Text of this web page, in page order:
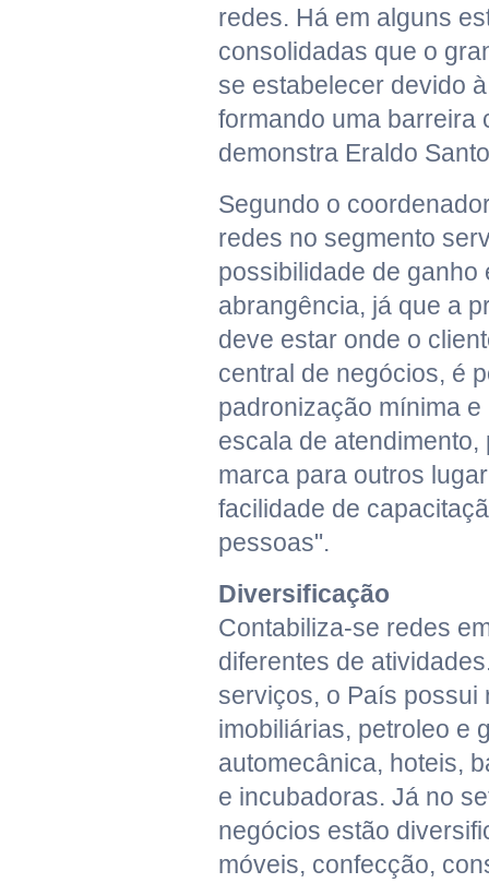
redes. Há em alguns
consolidadas que o
se estabelecer devido
formando uma barreira
demonstra Eraldo
Segundo o
redes no segmento
possibilidade de ganho
abrangência, já que a
deve estar onde o
central de negócios, é
padronização mínima
escala de
marca para outros
facilidade de
pessoas".
Diversificação
Contabiliza-se redes
diferentes de
serviços, o País possui
imobiliárias, petroleo e
automecânica, hoteis,
e incubadoras. Já no
negócios estão
móveis, confecção,